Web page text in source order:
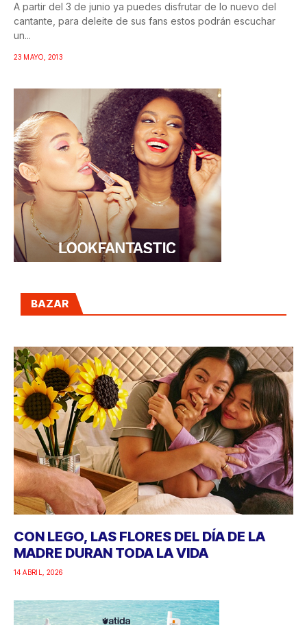
A partir del 3 de junio ya puedes disfrutar de lo nuevo del
cantante, para deleite de sus fans estos podrán escuchar
un...
23 MAYO, 2013
BAZAR
CON LEGO, LAS FLORES DEL DÍA DE LA
MADRE DURAN TODA LA VIDA
14 ABRIL, 2026